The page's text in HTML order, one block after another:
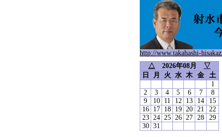
http://www.takahashi-
△ 2026年08月
▽
日
月 火 水 木 金
土
1
2
3 4 5 6 7
8
9
10 11 12 13 14
15
16
17 18 19 20 21
22
23 24 25 26 27 28
29
30 31